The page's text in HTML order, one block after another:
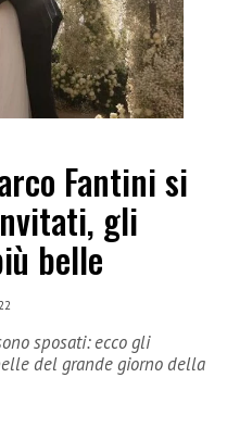
Fantini si
gli
belle
sposati: ecco gli
del grande giorno della